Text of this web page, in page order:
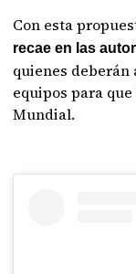
Con esta
recae en las
quienes deberán
equipos para
Mundial.